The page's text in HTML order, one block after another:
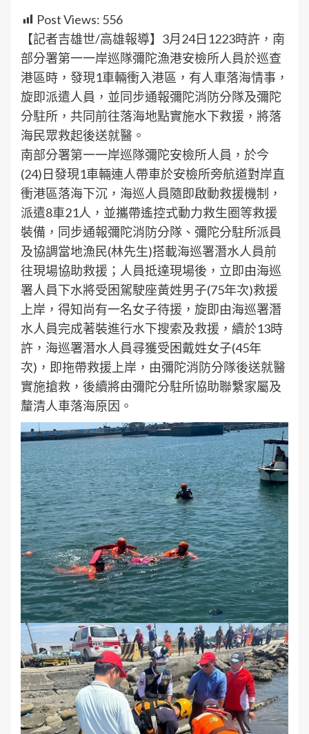
Post Views: 556
【記者吉雄世/高雄報導】3月24日1223時許，南
部分署第一一岸巡隊彌陀漁港安檢所人員於巡查
港區時，發現1車輛衝入港區，有人車落海情事，
旋即派遣人員，並同步通報彌陀消防分隊及彌陀
分駐所，共同前往落海地點實施水下救援，將落
海民眾救起後送就醫。
南部分署第一一岸巡隊彌陀安檢所人員，於今
(24)日發現1車輛連人帶車於安檢所旁航道對岸直
衝港區落海下沉，海巡人員隨即啟動救援機制，
派遣8車21人，並攜帶遙控式動力救生圈等救援
裝備，同步通報彌陀消防分隊、彌陀分駐所派員
及協調當地漁民(林先生)搭載海巡署潛水人員前
往現場協助救援；人員抵達現場後，立即由海巡
署人員下水將受困駕駛座黃姓男子(75年次)救援
上岸，得知尚有一名女子待援，旋即由海巡署潛
水人員完成著裝進行水下搜索及救援，續於13時
許，海巡署潛水人員尋獲受困戴姓女子(45年
次)，即拖帶救援上岸，由彌陀消防分隊後送就醫
實施搶救，後續將由彌陀分駐所協助聯繫家屬及
釐清人車落海原因。